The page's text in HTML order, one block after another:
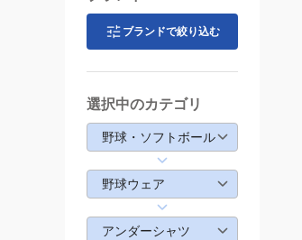
ブランドで絞り込む
選択中のカテゴリ
野球・ソフトボール
野球ウェア
アンダーシャツ